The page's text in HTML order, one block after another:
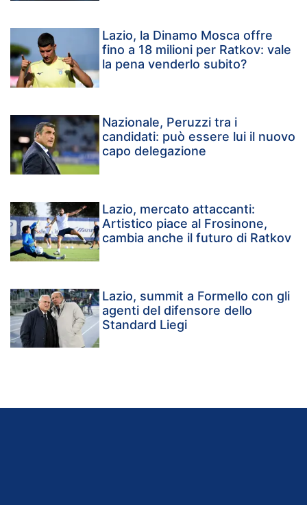
Lazio, la Dinamo Mosca offre
fino a 18 milioni per Ratkov: vale
la pena venderlo subito?
Nazionale, Peruzzi tra i
candidati: può essere lui il nuovo
capo delegazione
Lazio, mercato attaccanti:
Artistico piace al Frosinone,
cambia anche il futuro di Ratkov
Lazio, summit a Formello con gli
agenti del difensore dello
Standard Liegi